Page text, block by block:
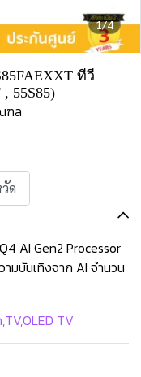
1/4
ทีวี
55S85)
ฑล
ด
AI Gen2 Processor
มบันเทิงจาก AI จำนวน
,TV,OLED TV